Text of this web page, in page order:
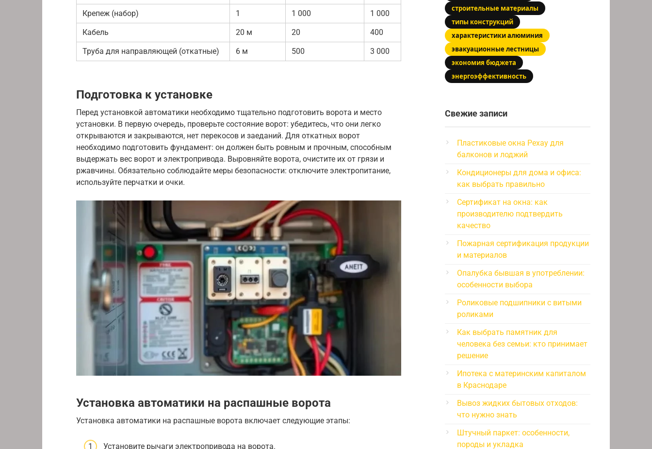
Крепеж (набор) 1 1 000 1 000
Кабель 20 м 20 400
Труба для направляющей (откатные) 6 м 500 3 000
Подготовка к установке
Перед установкой автоматики необходимо тщательно подготовить ворота и место
установки. В первую очередь, проверьте состояние ворот: убедитесь, что они легко
открываются и закрываются, нет перекосов и заеданий. Для откатных ворот
необходимо подготовить фундамент: он должен быть ровным и прочным, способным
выдержать вес ворот и электропривода. Выровняйте ворота, очистите их от грязи и
ржавчины. Обязательно соблюдайте меры безопасности: отключите электропитание,
используйте перчатки и очки.
Установка автоматики на распашные ворота
Установка автоматики на распашные ворота включает следующие этапы:
Установите рычаги электропривода на ворота.
строительные материалы
типы конструкций
характеристики алюминия
эвакуационные лестницы
экономия бюджета
энергоэффективность
Свежие записи
Пластиковые окна Рехау для
балконов и лоджий
Кондиционеры для дома и офиса:
как выбрать правильно
Сертификат на окна: как
производителю подтвердить
качество
Пожарная сертификация продукции
и материалов
Опалубка бывшая в употреблении:
особенности выбора
Роликовые подшипники с витыми
роликами
Как выбрать памятник для
человека без семьи: кто принимает
решение
Ипотека с материнским капиталом
в Краснодаре
Вывоз жидких бытовых отходов:
что нужно знать
Штучный паркет: особенности,
породы и укладка